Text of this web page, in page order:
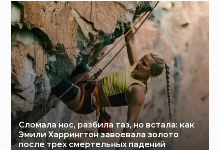
Сломала нос, разбила таз, но встала: как
Эмили Харрингтон завоевала золото
после трех смертельных падений